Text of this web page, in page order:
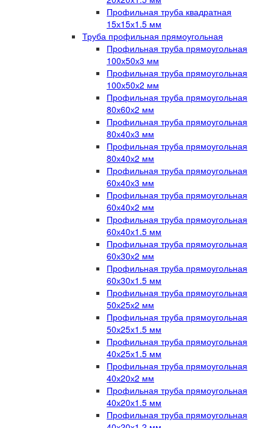
Профильная труба квадратная
15х15х1.5 мм
Труба профильная прямоугольная
Профильная труба прямоугольная
100х50х3 мм
Профильная труба прямоугольная
100х50х2 мм
Профильная труба прямоугольная
80х60х2 мм
Профильная труба прямоугольная
80х40х3 мм
Профильная труба прямоугольная
80х40х2 мм
Профильная труба прямоугольная
60х40х3 мм
Профильная труба прямоугольная
60х40х2 мм
Профильная труба прямоугольная
60х40х1.5 мм
Профильная труба прямоугольная
60х30х2 мм
Профильная труба прямоугольная
60х30х1.5 мм
Профильная труба прямоугольная
50х25х2 мм
Профильная труба прямоугольная
50х25х1.5 мм
Профильная труба прямоугольная
40х25х1.5 мм
Профильная труба прямоугольная
40х20х2 мм
Профильная труба прямоугольная
40х20х1.5 мм
Профильная труба прямоугольная